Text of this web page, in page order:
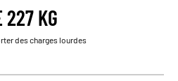
227 KG
des charges lourdes